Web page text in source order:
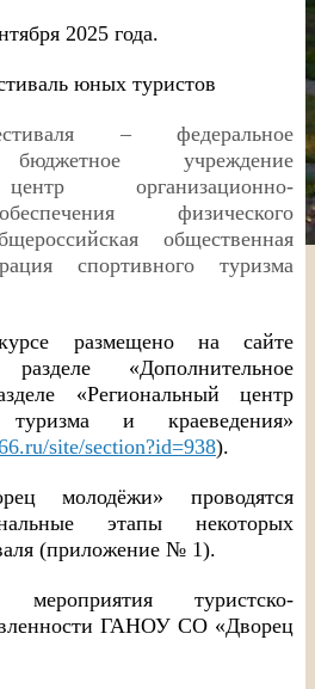
2025 года.
юных туристов
– федеральное
бюджетное учреждение
организационно-
физического
общественная
спортивного туризма
размещено на сайте
«Дополнительное
«Региональный центр
туризма и краеведения»
site/section?id=938).
молодёжи» проводятся
этапы некоторых
(приложение № 1).
туристско-
ГАНОУ СО «Дворец